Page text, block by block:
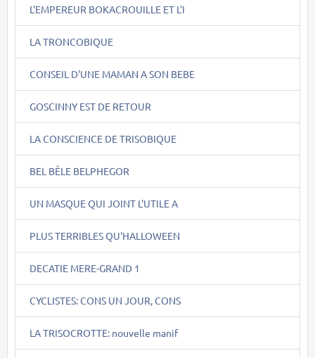
L'EMPEREUR BOKACROUILLE ET L'I
LA TRONCOBIQUE
CONSEIL D'UNE MAMAN A SON BEBE
GOSCINNY EST DE RETOUR
LA CONSCIENCE DE TRISOBIQUE
BEL BÊLE BELPHEGOR
UN MASQUE QUI JOINT L'UTILE A
PLUS TERRIBLES QU'HALLOWEEN
DECATIE MERE-GRAND 1
CYCLISTES: CONS UN JOUR, CONS
LA TRISOCROTTE: nouvelle manif